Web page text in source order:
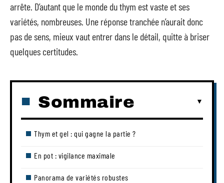
arrête. D’autant que le monde du thym est vaste et ses
variétés, nombreuses. Une réponse tranchée n’aurait donc
pas de sens, mieux vaut entrer dans le détail, quitte à briser
quelques certitudes.
Sommaire
Thym et gel : qui gagne la partie ?
En pot : vigilance maximale
Panorama de variétés robustes